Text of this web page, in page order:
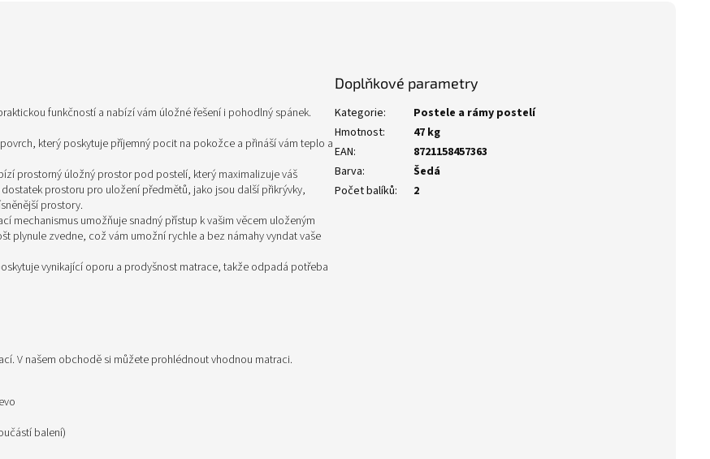
funkčností a nabízí vám úložné řešení i pohodlný spánek.
který poskytuje příjemný pocit na pokožce a přináší vám teplo a
prostorný úložný prostor pod postelí, který maximalizuje váš
prostoru pro uložení předmětů, jako jsou další přikrývky,
prostory.
mechanismus umožňuje snadný přístup k vašim věcem uloženým
plynule zvedne, což vám umožní rychle a bez námahy vyndat vaše
vynikající oporu a prodyšnost matrace, takže odpadá potřeba
V našem obchodě si můžete prohlédnout vhodnou matraci.
balení)
Doplňkové parametry
Kategorie:
Postele a rámy postelí
Hmotnost:
47 kg
EAN:
8721158457363
Barva:
Šedá
Počet balíků: 2